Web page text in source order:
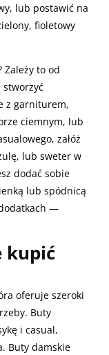
lub postawić na
fioletowy
Zależy to od
stworzyć
z garniturem,
ciemnym, lub
załóż
lub sweter w
dodać sobie
lub spódnicą
—
kupić
oferuje szeroki
Buty
i casual,
Buty damskie